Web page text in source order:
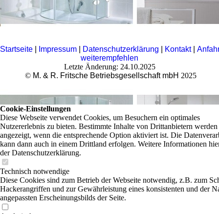
Startseite Impressum Datenschutzerklärung Kontakt|
weiterempfehlen
Letzte Änderung: 24.10.2025
© M. & R. Fritsche Betriebsgesellschaft mbH 2025
Cookie-Einstellungen
Diese Webseite verwendet Cookies, um Besuchern ein optimales
Nutzererlebnis zu bieten. Bestimmte Inhalte von Drittanbietern
angezeigt, wenn die entsprechende Option aktiviert ist. Die
kann dann auch in einem Drittland erfolgen. Weitere Informationen
der Datenschutzerklärung.
Technisch notwendige
Diese Cookies sind zum Betrieb der Webseite notwendig, z.B. zum
Hackerangriffen und zur Gewährleistung eines konsistenten und der
angepassten Erscheinungsbilds der Seite.